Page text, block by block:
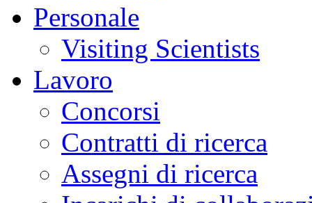
Personale
Visiting Scientists
Lavoro
Concorsi
Contratti di ricerca
Assegni di ricerca